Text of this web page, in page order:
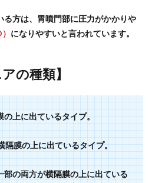
る方は、胃噴門部に圧力がかかりや
になりやすいと言われています。
の種類】
の上に出ているタイプ。
隔膜の上に出ているタイプ。
部の両方が横隔膜の上に出ている